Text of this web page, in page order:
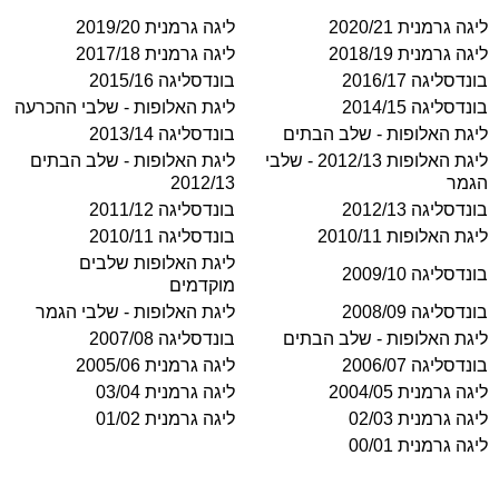
ליגה גרמנית 2020/21
ליגה גרמנית 2019/20
ליגה גרמנית 2018/19
ליגה גרמנית 2017/18
בונדסליגה 2016/17
בונדסליגה 2015/16
בונדסליגה 2014/15
ליגת האלופות - שלבי ההכרעה
ליגת האלופות - שלב הבתים
בונדסליגה 2013/14
ליגת האלופות 2012/13 - שלבי
הגמר
ליגת האלופות - שלב הבתים
2012/13
בונדסליגה 2012/13
בונדסליגה 2011/12
ליגת האלופות 2010/11
בונדסליגה 2010/11
בונדסליגה 2009/10
ליגת האלופות שלבים
מוקדמים
בונדסליגה 2008/09
ליגת האלופות - שלבי הגמר
ליגת האלופות - שלב הבתים
בונדסליגה 2007/08
בונדסליגה 2006/07
ליגה גרמנית 2005/06
ליגה גרמנית 2004/05
ליגה גרמנית 03/04
ליגה גרמנית 02/03
ליגה גרמנית 01/02
ליגה גרמנית 00/01